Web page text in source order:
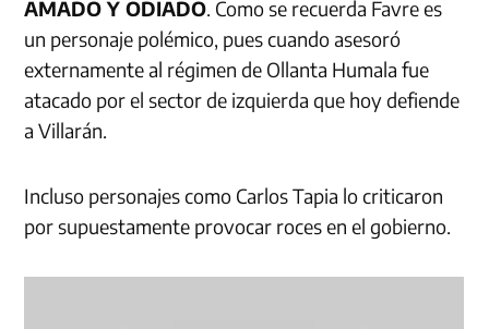
AMADO Y ODIADO. Como se recuerda Favre es
un personaje polémico, pues cuando asesoró
externamente al régimen de Ollanta Humala fue
atacado por el sector de izquierda que hoy defiende
a Villarán.
Incluso personajes como Carlos Tapia lo criticaron
por supuestamente provocar roces en el gobierno.